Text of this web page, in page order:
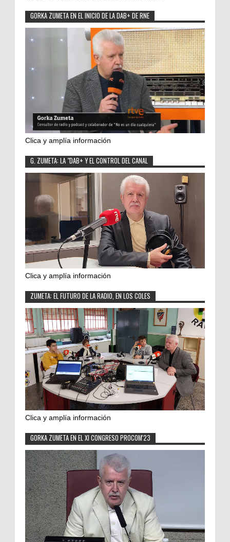
GORKA ZUMETA EN EL INICIO DE LA DAB+ DE RNE
Clica y amplía información
G. ZUMETA: LA "DAB+ Y EL CONTROL DEL CANAL
Clica y amplía información
ZUMETA: EL FUTURO DE LA RADIO, EN LOS COLES
Clica y amplía información
GORKA ZUMETA EN EL XI CONGRESO PROCOM'23